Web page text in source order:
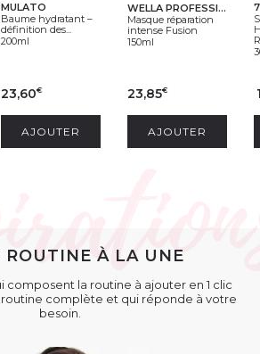
MULATO
Baume hydratant –
définition des...
200ml
23,60€
AJOUTER
WELLA PROFESSIONALS
Masque réparation
intense Fusion
150ml
23,85€
AJOUTER
ROUTINE À LA UNE
composent la routine à ajouter en 1 clic
complète et qui réponde à votre
besoin.